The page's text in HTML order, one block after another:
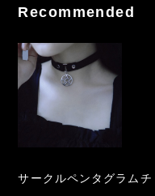
Recommended
サークルペンタグラム